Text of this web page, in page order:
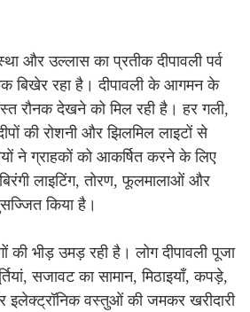
और उल्लास का प्रतीक दीपावली पर्व
बिखेर रहा है। दीपावली के आगमन के
रौनक देखने को मिल रही है। हर गली,
की रोशनी और झिलमिल लाइटों से
ने ग्राहकों को आकर्षित करने के लिए
लाइटिंग, तोरण, फूलमालाओं और
किया है।
की भीड़ उमड़ रही है। लोग दीपावली पूजा
सजावट का सामान, मिठाइयाँ, कपड़े,
वस्तुओं की जमकर खरीदारी